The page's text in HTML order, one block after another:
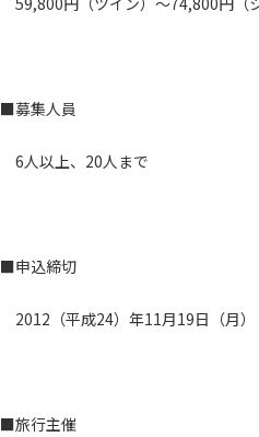
■募集人員
6人以上、20人まで
■申込締切
2012（平成24）年11月19日（月）
■旅行主催